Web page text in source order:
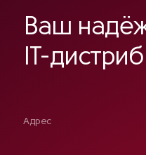
Ваш
IT-
Адрес